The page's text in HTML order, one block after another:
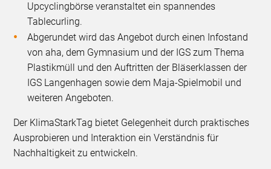
Upcyclingbörse veranstaltet ein spannendes
Tablecurling.
Abgerundet wird das Angebot durch einen Infostand
von aha, dem Gymnasium und der IGS zum Thema
Plastikmüll und den Auftritten der Bläserklassen der
IGS Langenhagen sowie dem Maja-Spielmobil und
weiteren Angeboten.
Der KlimaStarkTag bietet Gelegenheit durch praktisches
Ausprobieren und Interaktion ein Verständnis für
Nachhaltigkeit zu entwickeln.